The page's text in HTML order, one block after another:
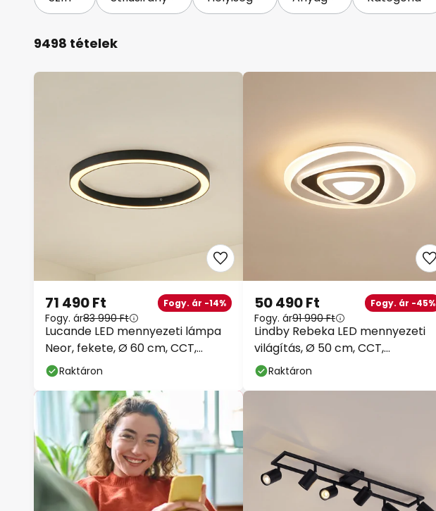
9498 tételek
Lucande LED mennyezeti lámpa
Neor, fekete, Ø 60 cm, CCT,
dimmelhető
71 490 Ft Fogy. ár -14%
Fogy. ár83 990 Ft
Raktáron
Lindby Rebeka LED mennyezeti
világítás, Ø 50 cm, CCT,
távirányítóval
50 490 Ft Fogy. ár -45%
Fogy. ár91 990 Ft
Raktáron